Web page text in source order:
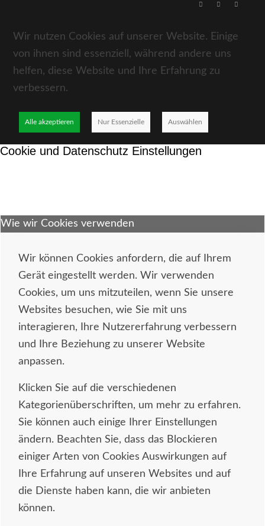
Wir nutzen Cookies auf unserer Website. Einige
von ihnen sind essenziell, während andere uns
helfen, diese Website und Ihre Erfahrung zu
verbessern.
Alle akzeptieren Nur Essenzielle Auswählen
Cookie und Datenschutz Einstellungen
Wie wir Cookies verwenden
Wir können Cookies anfordern, die auf Ihrem
Gerät eingestellt werden. Wir verwenden
Cookies, um uns mitzuteilen, wenn Sie unsere
Websites besuchen, wie Sie mit uns
interagieren, Ihre Nutzererfahrung verbessern
und Ihre Beziehung zu unserer Website
anpassen.
Klicken Sie auf die verschiedenen
Kategorienüberschriften, um mehr zu erfahren.
Sie können auch einige Ihrer Einstellungen
ändern. Beachten Sie, dass das Blockieren
einiger Arten von Cookies Auswirkungen auf
Ihre Erfahrung auf unseren Websites und auf
die Dienste haben kann, die wir anbieten
können.